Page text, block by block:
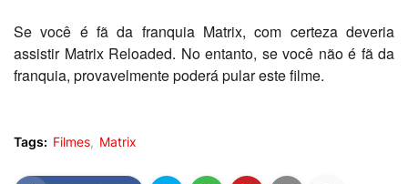
Se você é fã da franquia Matrix, com certeza deveria
assistir Matrix Reloaded. No entanto, se você não é fã da
franquia, provavelmente poderá pular este filme.
Tags: Filmes Matrix